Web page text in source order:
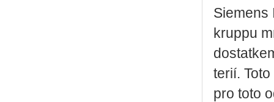
Sie­mens
krup­pu
te­rií.
pro toto